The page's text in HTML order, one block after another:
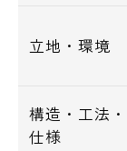
立地・環境
構造・工法・
仕様